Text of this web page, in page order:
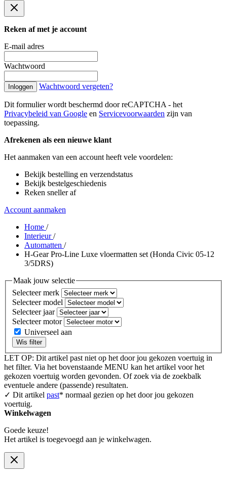
Reken af met je account
E-mail adres
Wachtwoord
Inloggen Wachtwoord vergeten?
Dit formulier wordt beschermd door reCAPTCHA - het
Privacybeleid van Google en Servicevoorwaarden zijn van
toepassing.
Afrekenen als een nieuwe klant
Het aanmaken van een account heeft vele voordelen:
Bekijk bestelling en verzendstatus
Bekijk bestelgeschiedenis
Reken sneller af
Account aanmaken
Home /
Interieur/
Automatten /
H-Gear Pro-Line Luxe vloermatten set (Honda Civic 05-12
3/5DRS)
Maak jouw selectie
Selecteer merk
Selecteer model
Selecteer jaar
Selecteer motor
Universeel aan
Wis filter
LET OP: Dit artikel past niet op het door jou gekozen voertuig in
het filter. Via het bovenstaande MENU kan het artikel voor het
gekozen voertuig worden gevonden. Of zoek via de zoekbalk
eventuele andere (passende) resultaten.
✓ Dit artikel past* normaal gezien op het door jou gekozen
voertuig.
Winkelwagen
Goede keuze!
Het artikel is toegevoegd aan je winkelwagen.